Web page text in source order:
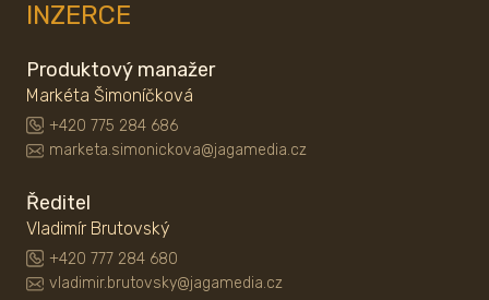
INZERCE
Produktový manažer
Markéta Šimoníčková
+420 775 284 686
marketa.simonickova@jagamedia.cz
Ředitel
Vladimír Brutovský
+420 777 284 680
vladimir.brutovsky@jagamedia.cz